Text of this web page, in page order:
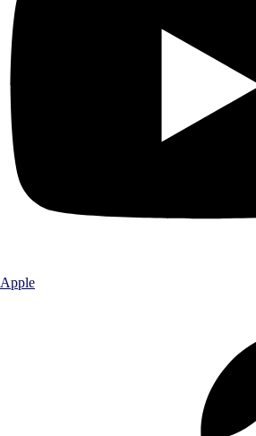
Apple